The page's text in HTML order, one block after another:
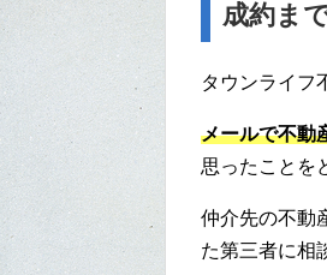
成約ま
タウンライフ
メールで不動
思ったことを
仲介先の不動
た第三者に相